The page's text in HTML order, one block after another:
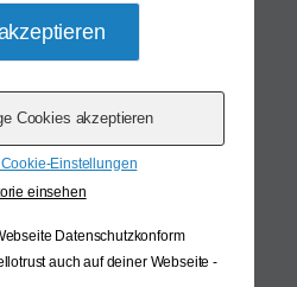
Einstellungen
einsehen
Datenschutzkonform
auch auf deiner Webseite -